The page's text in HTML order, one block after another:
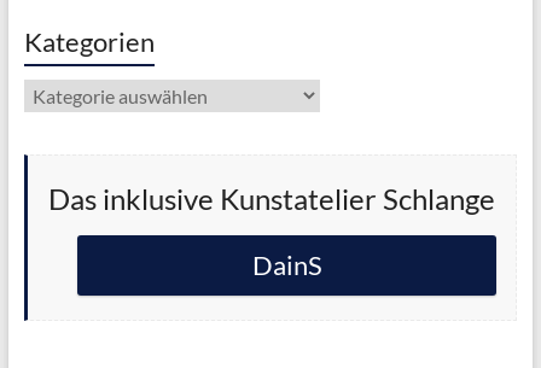
Kategorien
Kategorien
Das inklusive Kunstatelier Schlange
DainS